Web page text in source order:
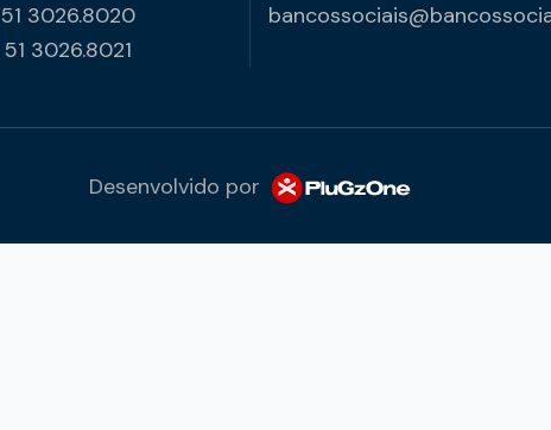
51 3026.8020
51 3026.8021
Desenvolvido por